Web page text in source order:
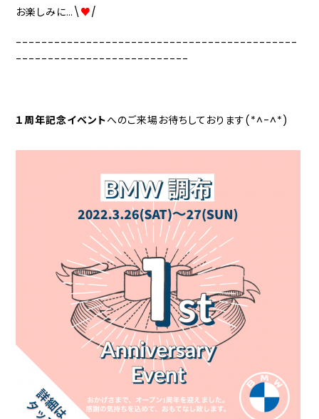
お楽しみに…\ ♥/
--------------------------------------------
---------------------------
１周年記念イベントへのご来場お待ちしております(*^-^*)